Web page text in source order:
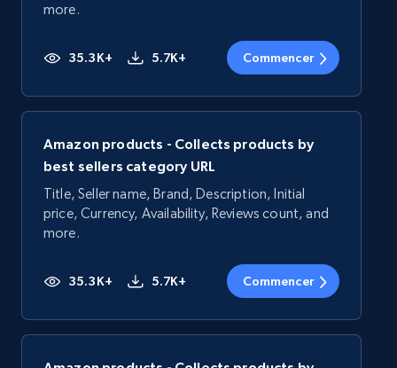
more.
35.3K+ 5.7K+ Commencer
Amazon products - Collects products by
best sellers category URL
Title, Seller name, Brand, Description, Initial
price, Currency, Availability, Reviews count, and
more.
35.3K+ 5.7K+ Commencer